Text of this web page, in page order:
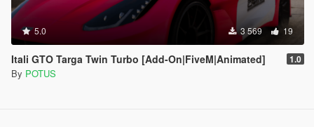
5.0 3 569 19
Itali GTO Targa Twin Turbo [Add-On|FiveM|Animated] 1.0
By POTUS